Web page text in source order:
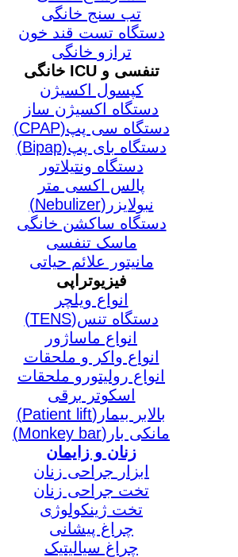
تب سنج خانگی
دستگاه تست قند خون
ترازو خانگی
تنفسی و ICU خانگی
کپسول اکسیژن
دستگاه اکسیژن ساز
دستگاه سی پپ(CPAP)
دستگاه بای پپ(Bipap)
دستگاه ونتیلاتور
پالس اکسی متر
نبولایزر(Nebulizer)
دستگاه ساکشن خانگی
ماسک تنفسی
مانیتور علائم حیاتی
فیزیوتراپی
انواع ویلچر
دستگاه تنس(TENS)
انواع ماساژور
انواع واکر و ملحقات
انواع رولیتورو ملحقات
اسکوتر برقی
بالابر بیمار(Patient lift)
مانکی بار(Monkey bar)
زنان و زایمان
ابزار جراحی زنان
تخت جراحی زنان
تخت ژینکولوژی
چراغ پیشانی
چراغ سیالیتیک